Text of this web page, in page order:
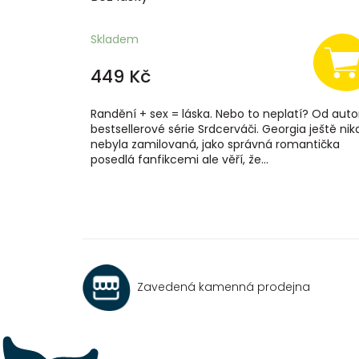
Skladem
449 Kč
Randění + sex = láska. Nebo to neplatí? Od
bestsellerové série Srdcerváči. Georgia ještě
nebyla zamilovaná, jako správná romantička
posedlá fanfikcemi ale věří, že...
Zavedená kamenná prodejna